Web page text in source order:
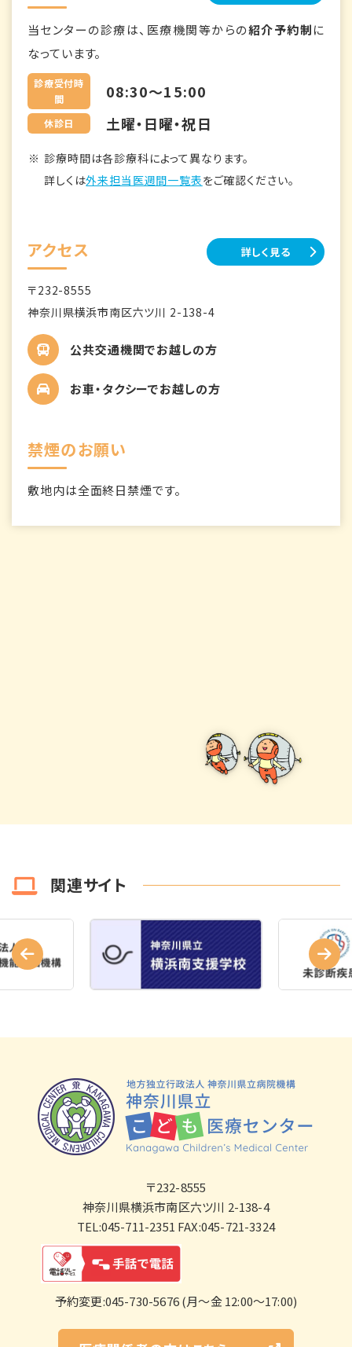
当センターの診療は、医療機関等からの紹介予約制に
なっています。
診療受付時
間
08:30～15:00
休診日 土曜・日曜・祝日
診療時間は各診療科によって異なります。
詳しくは外来担当医週間一覧表をご確認ください。
アクセス 詳しく見る
〒232-8555
神奈川県横浜市南区六ツ川 2-138-4
公共交通機関でお越しの方
お車・タクシーでお越しの方
禁煙のお願い
敷地内は全面終日禁煙です。
関連サイト
〒232-8555
神奈川県横浜市南区六ツ川 2-138-4
TEL:045-711-2351 FAX:045-721-3324
予約変更:045-730-5676 (月～金 12:00～17:00)